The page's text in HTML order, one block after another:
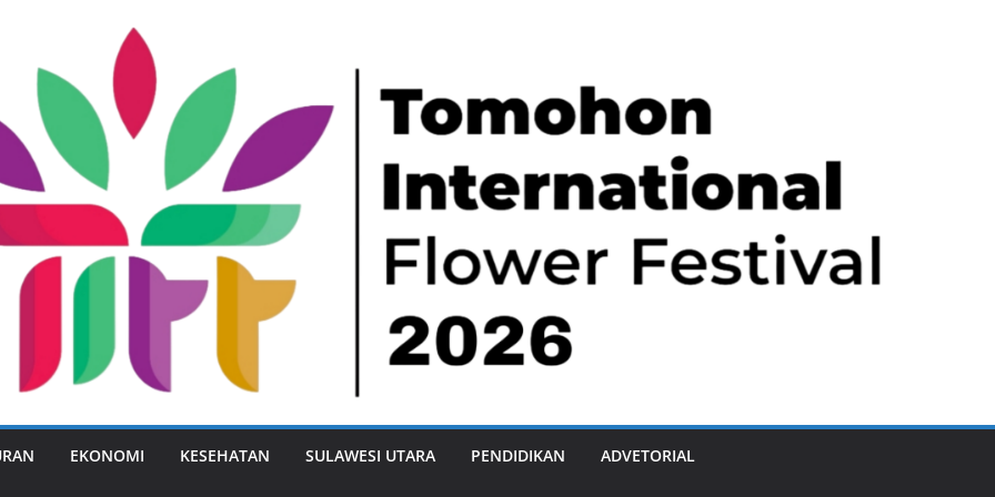
EKONOMI KESEHATAN SULAWESI UTARA PENDIDIKAN ADVETORIAL